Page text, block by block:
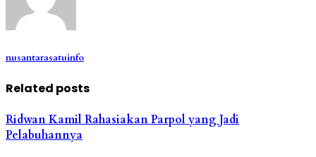
nusantarasatuinfo
Related posts
Ridwan Kamil Rahasiakan Parpol yang Jadi
Pelabuhannya